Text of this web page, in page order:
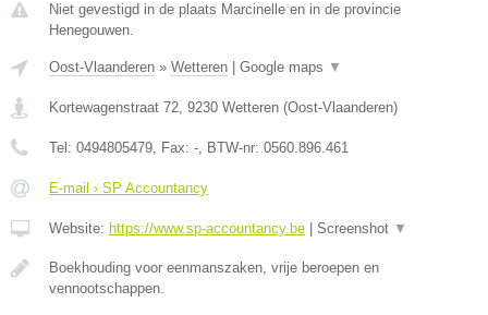
Niet gevestigd in de plaats Marcinelle en in de provincie
Henegouwen.
Oost-Vlaanderen » Wetteren Google maps ▼
Kortewagenstraat 72, 9230 Wetteren (Oost-Vlaanderen)
Tel: 0494805479, Fax: -, BTW-nr: 0560.896.461
E-mail › SP Accountancy
Website: https://www.sp-accountancy.be Screenshot ▼
Boekhouding voor eenmanszaken, vrije beroepen en
vennootschappen.